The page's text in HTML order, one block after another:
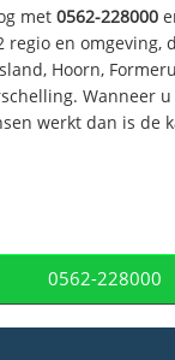
met0562-228000
regio en omgeving,
Hoorn,
Wanneer
werkt dan is de
0562-228000